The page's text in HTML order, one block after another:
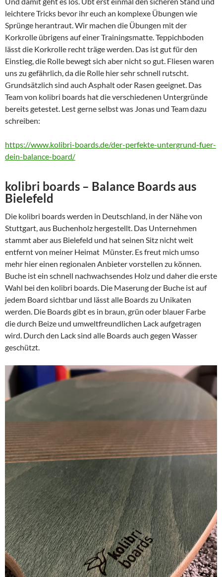
leichtere Tricks bevor ihr euch an komplexe Übungen wie
Sprünge herantraut. Wir machen die Übungen mit der
Korkrolle übrigens auf einer Trainingsmatte. Teppichboden
lässt die Korkrolle recht träge werden. Das ist gut für den
Einstieg, die Rolle bewegt sich aber nicht so gut. Fliesen waren
uns zu gefährlich, da die Rolle hier sehr schnell rutscht.
Grundsätzlich sind auch Asphalt oder Rasen geeignet. Das
Team von kolibri boards hat die verschiedenen Untergründe
bereits getestet. Lest gerne selbst was Jonas und Team dazu
schreiben:
https://www.kolibri-boards.de/der-perfekte-untergrund-fuer-
dein-balance-board/
kolibri boards – Balance Boards aus
Bielefeld
Die kolibri boards werden in Deutschland, in der Nähe von
Stuttgart, aus Buchenholz hergestellt. Das Unternehmen
stammt aber aus Bielefeld und hat seinen Sitz nicht weit
entfernt von meiner Heimat Münster. Es freut mich umso
mehr hier einen regionalen Anbieter vorstellen zu können.
Buche ist ein schnell nachwachsendes Holz und daher die erste
Wahl bei den kolibri boards. Die Maserung der Buche ist auf
jedem Board sichtbar und lässt alle Boards zu Unikaten
werden. Die Boards gibt es in braun, grün oder blauer Farbe
die durch Beize und umweltfreundlichen Lack aufgetragen
wird. Durch den Lack sind alle Boards auch gegen Wasser
geschützt.